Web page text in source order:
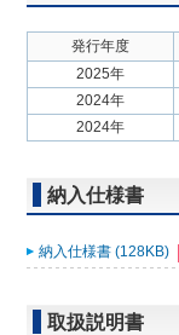
発行年度
2025年
2024年
2024年
納入仕様書
納入仕様書 (128KB)
取扱説明書